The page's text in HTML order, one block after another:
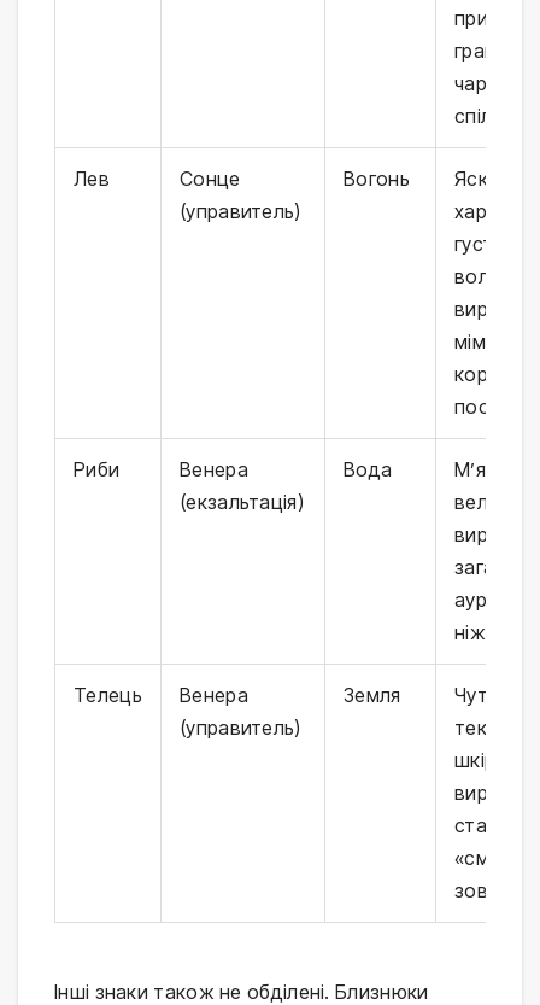
грація,
Лев
Сонце
(управитель)
Вогонь
Яскрава
харизма,
густе
волосся,
виразна
міміка,
постава
Риби
Венера
(екзальтація)
Вода
М’які
великі
виразні
аура,
ніжність
Телець
Венера
(управитель)
Земля
Чуттєва
текстура
шкіри,
виразні
Інші знаки також не обділені. Близнюки